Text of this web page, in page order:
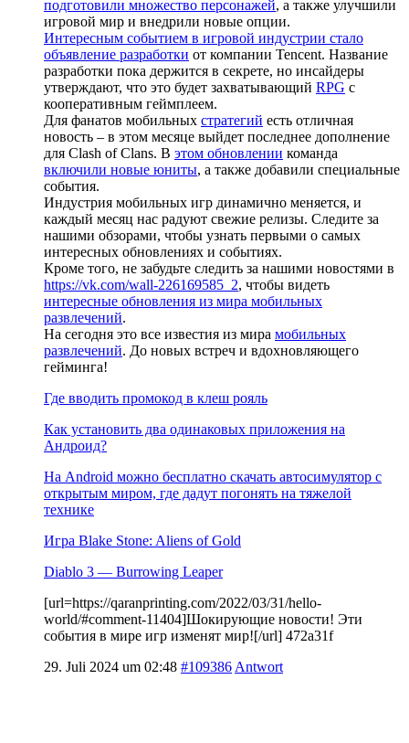
подготовили множество персонажей, а также улучшили
игровой мир и внедрили новые опции.
Интересным событием в игровой индустрии стало
объявление разработки от компании Tencent. Название
разработки пока держится в секрете, но инсайдеры
утверждают, что это будет захватывающий RPG с
кооперативным геймплеем.
Для фанатов мобильных стратегий есть отличная
новость – в этом месяце выйдет последнее дополнение
для Clash of Clans. В этом обновлении команда
включили новые юниты, а также добавили специальные
события.
Индустрия мобильных игр динамично меняется, и
каждый месяц нас радуют свежие релизы. Следите за
нашими обзорами, чтобы узнать первыми о самых
интересных обновлениях и событиях.
Кроме того, не забудьте следить за нашими новостями в
https://vk.com/wall-226169585_2, чтобы видеть
интересные обновления из мира мобильных
развлечений.
На сегодня это все известия из мира мобильных
развлечений. До новых встреч и вдохновляющего
гейминга!
Где вводить промокод в клеш рояль
Как установить два одинаковых приложения на
Андроид?
На Android можно бесплатно скачать автосимулятор с
открытым миром, где дадут погонять на тяжелой
технике
Игра Blake Stone: Aliens of Gold
Diablo 3 — Burrowing Leaper
[url=https://qaranprinting.com/2022/03/31/hello-
world/#comment-11404]Шокирующие новости! Эти
события в мире игр изменят мир![/url] 472a31f
29. Juli 2024 um 02:48 #109386 Antwort